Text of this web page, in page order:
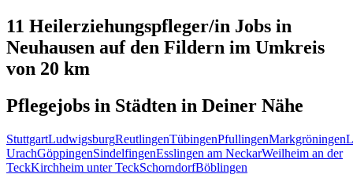
11 Heilerziehungspfleger/in Jobs in
Neuhausen auf den Fildern im Umkreis
von 20 km
Pflegejobs in Städten in Deiner Nähe
StuttgartLudwigsburgReutlingenTübingenPfullingenMarkgröningen
UrachGöppingenSindelfingenEsslingen am NeckarWeilheim an der
TeckKirchheim unter TeckSchorndorfBöblingen